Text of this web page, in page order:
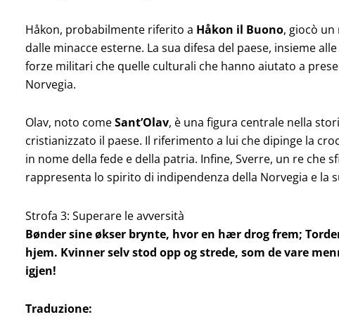
Håkon, probabilmente riferito a Håkon il Buono, giocò
dalle minacce esterne. La sua difesa del paese, insieme
forze militari che quelle culturali che hanno aiutato a
Norvegia.
Olav, noto comeSant’Olav, è una figura centrale nella
cristianizzato il paese. Il riferimento a lui che dipinge la
in nome della fede e della patria. Infine, Sverre, un re che
rappresenta lo spirito di indipendenza della Norvegia e la
Strofa 3: Superare le avversità
Bønder sine økser brynte, hvor en hær drog frem;
hjem. Kvinner selv stod opp og strede, som de vare
igjen!
Traduzione: